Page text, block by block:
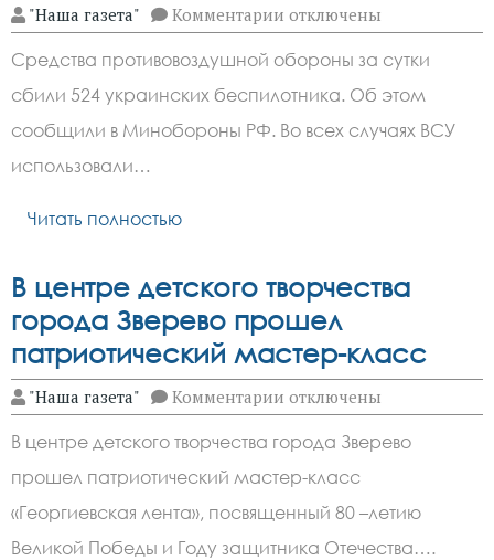
"Наша газета" Комментарии к
записи
Российская
ПВО
за
сутки
сбила
524
отключены
Средства противовоздушной обороны за сутки
сбили 524 украинских беспилотника. Об этом
сообщили в Минобороны РФ. Во всех случаях ВСУ
использовали…
Читать полностью
В центре детского творчества
города Зверево прошел
патриотический мастер-класс
"Наша газета" Комментарии к
записи
центре
детского
творчества
города
Зверево
прошел
отключены
В центре детского творчества города Зверево
прошел патриотический мастер-класс
«Георгиевская лента», посвященный 80 –летию
Великой Победы и Году защитника Отечества….